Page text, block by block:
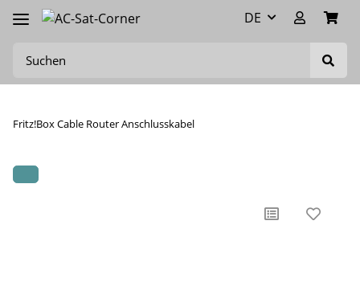
DE
Fritz!Box Cable Router Anschlusskabel